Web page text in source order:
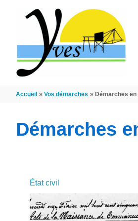
Accueil Vos démarches Démarches en
Démarches
État civil